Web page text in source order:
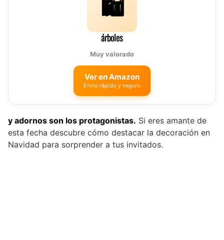
🛍️
árboles
Muy valorado
Ver en Amazon
Envío rápido y seguro
y adornos son los protagonistas. Si eres amante de
esta fecha descubre cómo destacar la decoración en
Navidad para sorprender a tus invitados.